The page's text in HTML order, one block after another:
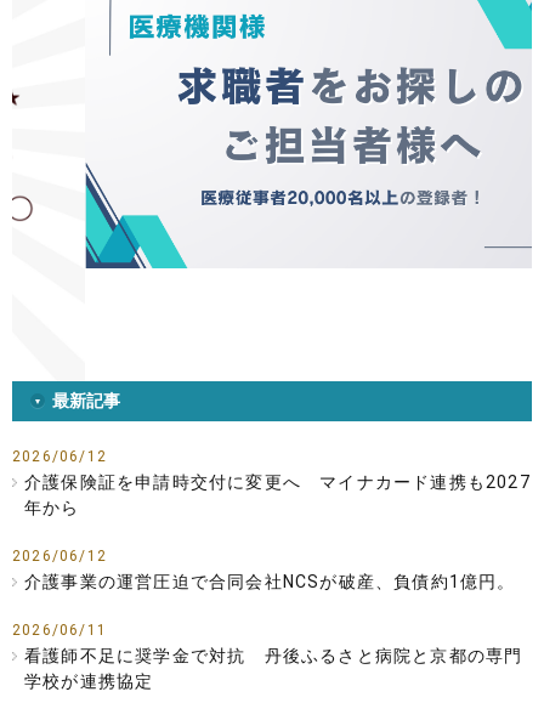
最新記事
2026/06/12
介護保険証を申請時交付に変更へ マイナカード連携も2027
年から
2026/06/12
介護事業の運営圧迫で合同会社NCSが破産、負債約1億円。
2026/06/11
看護師不足に奨学金で対抗 丹後ふるさと病院と京都の専門
学校が連携協定